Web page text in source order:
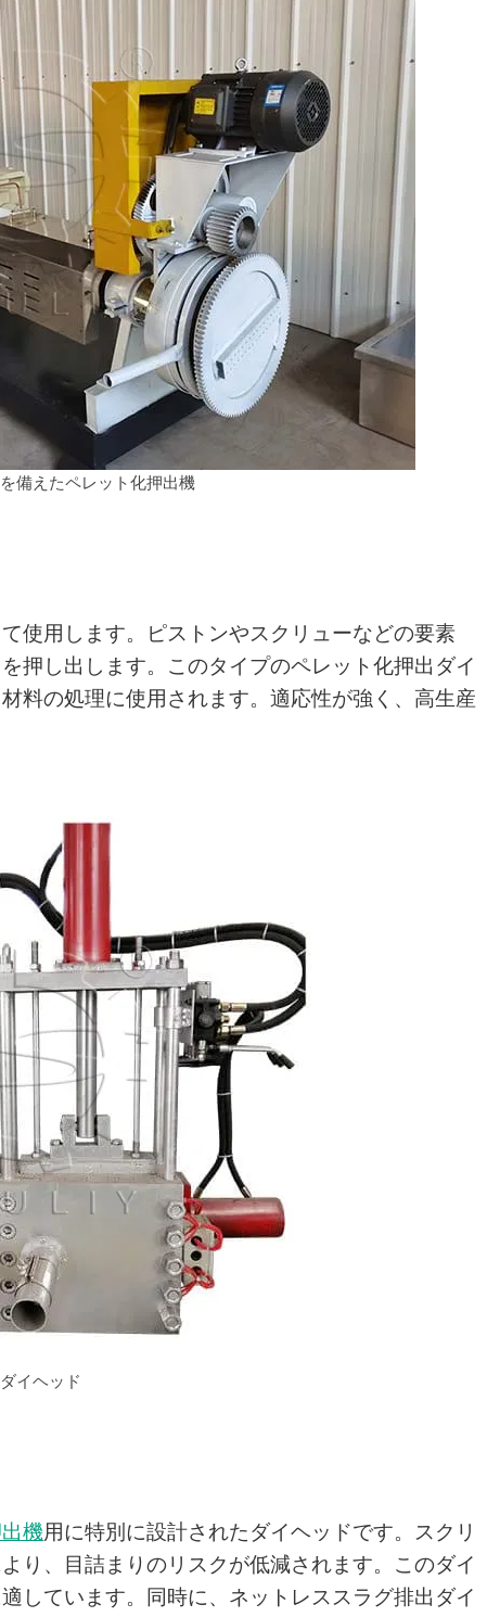
備えたペレット化押出機
使用します。ピストンやスクリューなどの要素
押し出します。このタイプのペレット化押出ダイ
料の処理に使用されます。適応性が強く、高生産
イヘッド
機用に特別に設計されたダイヘッドです。スクリ
り、目詰まりのリスクが低減されます。このダイ
しています。同時に、ネットレススラグ排出ダイ